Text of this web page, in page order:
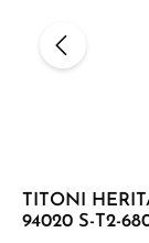
TITONI
94020 S-T2-